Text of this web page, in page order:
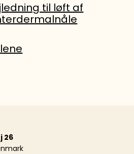
til løft af
26